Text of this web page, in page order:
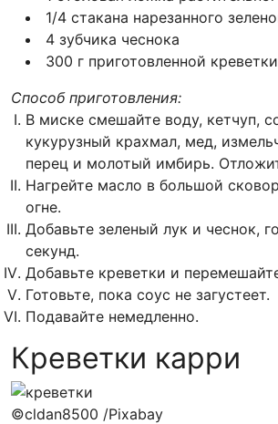
1/4 стакана нарезанного
4 зубчика чеснока
300 г приготовленной креветки
Способ приготовления:
В миске смешайте воду, кетчуп,
кукурузный крахмал, мед,
перец и молотый имбирь.
Нагрейте масло в большой
огне.
Добавьте зеленый лук и чеснок,
секунд.
Добавьте креветки и
Готовьте, пока соус не загустеет.
Подавайте немедленно.
Креветки карри
©cldan8500 /Pixabay